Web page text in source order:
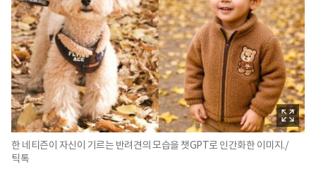
한 네티즌이 자신이 기르는 반려견의 모습을 챗GPT로 인간화한 이미지./
틱톡